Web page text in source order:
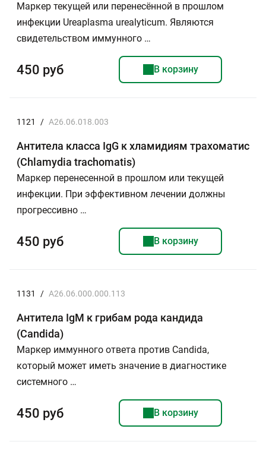
Маркер текущей или перенесённой в прошлом
инфекции Ureaplasma urealyticum. Являются
свидетельством иммунного …
450 руб В корзину
1121 / A26.06.018.003
Антитела класса IgG к хламидиям трахоматис
(Chlamydia trachomatis)
Маркер перенесенной в прошлом или текущей
инфекции. При эффективном лечении должны
прогрессивно …
450 руб В корзину
1131 / А26.06.000.000.113
Антитела IgM к грибам рода кандида
(Candida)
Маркер иммунного ответа против Candida,
который может иметь значение в диагностике
системного …
450 руб В корзину